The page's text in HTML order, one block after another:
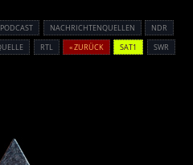
NACHRICHTENQUELLEN
NDR
RTL « ZURÜCK SAT1
SWR